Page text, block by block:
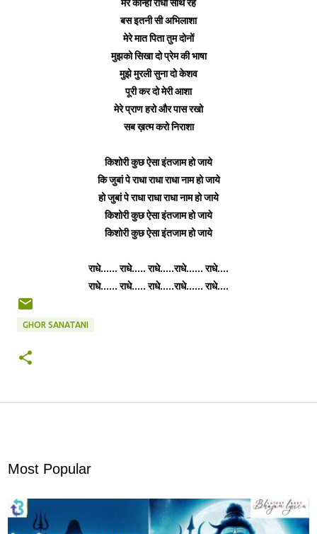
मेरे कान्हा राधा साथ रहे
बस इतनी सी अभिलाशा
मेरे मात पिता तुम दोनों
मुझको सिखा दो प्रेम की भाषा
मुझे मुरली सुना दो केशव
पूरी कर दो मेरी आशा
मेरे प्राण हरो और पास रखो
सब ख़त्म करो निराशा
किशोरी कुछ ऐसा इंतजाम हो जाये
कि जुबां पे राधा राधा राधा नाम हो जाये
हो जुबां पे राधा राधा राधा नाम हो जाये
किशोरी कुछ ऐसा इंतजाम हो जाये
किशोरी कुछ ऐसा इंतजाम हो जाये
राधे...... राधे..... राधे.....राधे...... राधे....
राधे...... राधे..... राधे.....राधे...... राधे....
GHOR SANATANI
Most Popular